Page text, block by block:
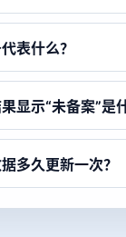
表什么？
显示“未备案”是
多久更新一次？